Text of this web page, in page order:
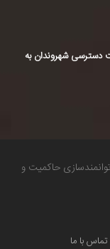
دسترسی شهروندان به
حاکمیت و
تماس با ما